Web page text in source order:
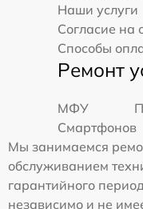
Наши услуги
Согласие на
Способы
Ремонт
МФУ
Смартфонов
Мы занимаемся
обслуживанием
гарантийного
независимо и не